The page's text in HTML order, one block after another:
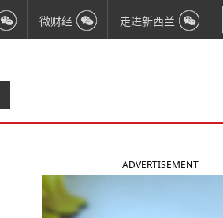
微财经 走进新西兰
ADVERTISEMENT